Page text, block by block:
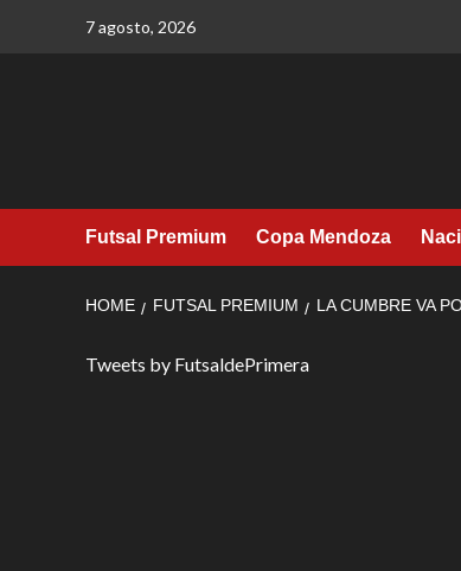
7 agosto, 2026
Futsal Premium Copa Mendoza
HOME FUTSAL PREMIUM LA CUMBRE VA
Tweets by FutsaldePrimera